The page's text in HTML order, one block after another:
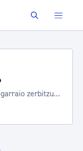
Buscar
zerbitzu